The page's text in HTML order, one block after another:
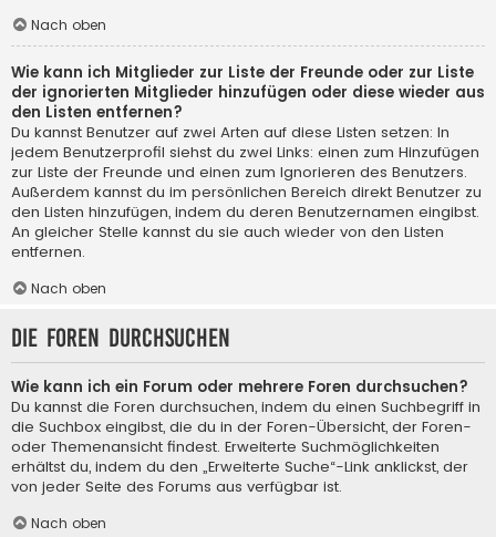
Nach oben
Wie kann ich Mitglieder zur Liste der Freunde oder zur Liste
der ignorierten Mitglieder hinzufügen oder diese wieder aus
den Listen entfernen?
Du kannst Benutzer auf zwei Arten auf diese Listen setzen: In
jedem Benutzerprofil siehst du zwei Links: einen zum Hinzufügen
zur Liste der Freunde und einen zum Ignorieren des Benutzers.
Außerdem kannst du im persönlichen Bereich direkt Benutzer zu
den Listen hinzufügen, indem du deren Benutzernamen eingibst.
An gleicher Stelle kannst du sie auch wieder von den Listen
entfernen.
Nach oben
Die Foren durchsuchen
Wie kann ich ein Forum oder mehrere Foren durchsuchen?
Du kannst die Foren durchsuchen, indem du einen Suchbegriff in
die Suchbox eingibst, die du in der Foren-Übersicht, der Foren-
oder Themenansicht findest. Erweiterte Suchmöglichkeiten
erhältst du, indem du den „Erweiterte Suche“-Link anklickst, der
von jeder Seite des Forums aus verfügbar ist.
Nach oben